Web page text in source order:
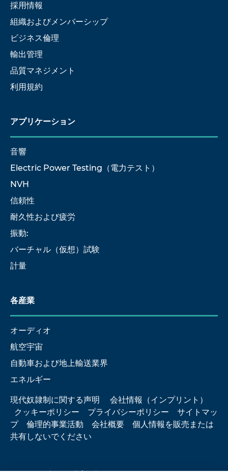
採用情報
組織およびメンバーシップ
ビジネス倫理
輸出管理
品質マネジメント
利用規約
アプリケーション
音響
Electric Power Testing（電力テスト）
NVH
信頼性
耐久性および疲労
振動:
バーチャル（仮想）試験
計量
各産業
オーディオ
航空宇宙
自動車および地上輸送業界
エネルギー
現代奴隷制に関する声明
会社情報（インプリント）
クッキーポリシー
プライバシーポリシー
サイトマッ
プ
倫理的事業活動 会社概要
個人情報を販売または
共有しないでください
© 2026 Hottinger Brüel & Kjær